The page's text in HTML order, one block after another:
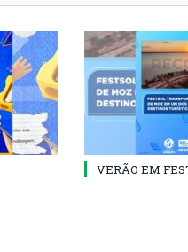
VERÃO EM